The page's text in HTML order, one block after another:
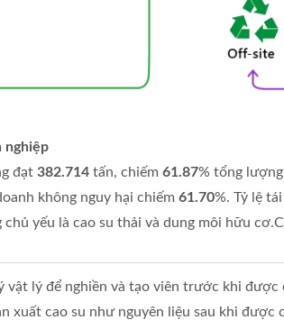
nghiệp
đạt 382.714 tấn, chiếm 61.87% tổng
không nguy hại chiếm 61.70%. Tỷ lệ
yếu là cao su thải và dung môi hữu
lý để nghiền và tạo viên trước khi
xuất cao su như nguyên liệu sau khi